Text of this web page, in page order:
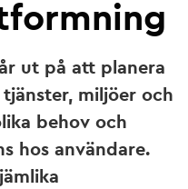
ut på att planera
miljöer och
behov och
hos användare.